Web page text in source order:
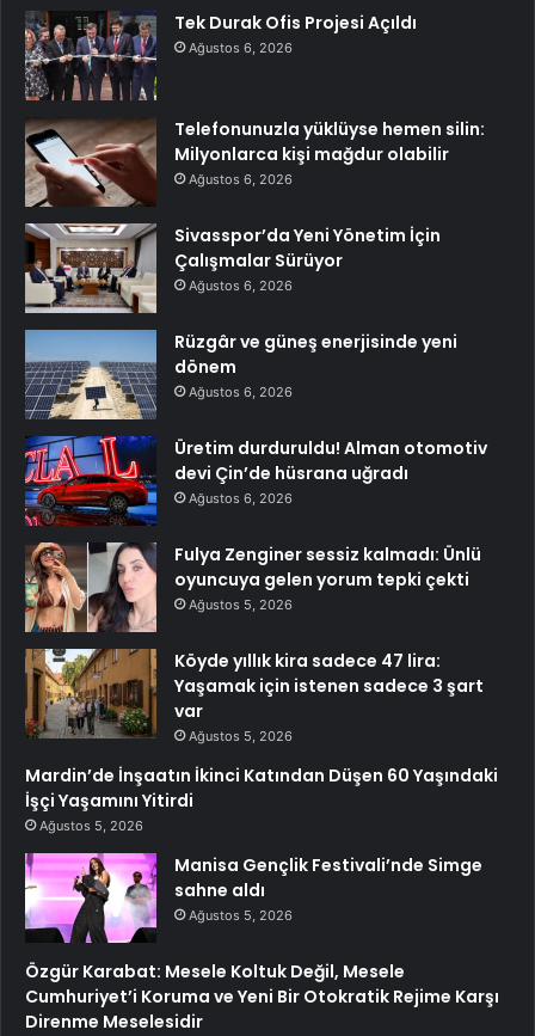
Tek Durak Ofis Projesi Açıldı
Ağustos 6, 2026
Telefonunuzla yüklüyse hemen silin:
Milyonlarca kişi mağdur olabilir
Ağustos 6, 2026
Sivasspor’da Yeni Yönetim İçin
Çalışmalar Sürüyor
Ağustos 6, 2026
Rüzgâr ve güneş enerjisinde yeni
dönem
Ağustos 6, 2026
Üretim durduruldu! Alman otomotiv
devi Çin’de hüsrana uğradı
Ağustos 6, 2026
Fulya Zenginer sessiz kalmadı: Ünlü
oyuncuya gelen yorum tepki çekti
Ağustos 5, 2026
Köyde yıllık kira sadece 47 lira:
Yaşamak için istenen sadece 3 şart
var
Ağustos 5, 2026
Mardin’de İnşaatın İkinci Katından Düşen 60 Yaşındaki
İşçi Yaşamını Yitirdi
Ağustos 5, 2026
Manisa Gençlik Festivali’nde Simge
sahne aldı
Ağustos 5, 2026
Özgür Karabat: Mesele Koltuk Değil, Mesele
Cumhuriyet’i Koruma ve Yeni Bir Otokratik Rejime Karşı
Direnme Meselesidir